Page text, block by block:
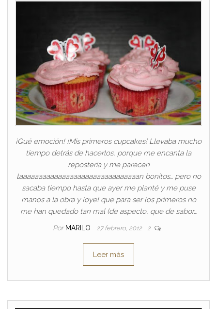
¡Qué emoción! ¡Mis primeros cupcakes! Llevaba mucho
tiempo detrás de hacerlos, porque me encanta la
repostería y me parecen
taaaaaaaaaaaaaaaaaaaaaaaaaaaaaaan bonitos… pero no
sacaba tiempo hasta que ayer me planté y me puse
manos a la obra y ¡oye! que para ser los primeros no
me han quedado tan mal (de aspecto, que de sabor…
Por MARILO 27 febrero, 2012 2
Leer más